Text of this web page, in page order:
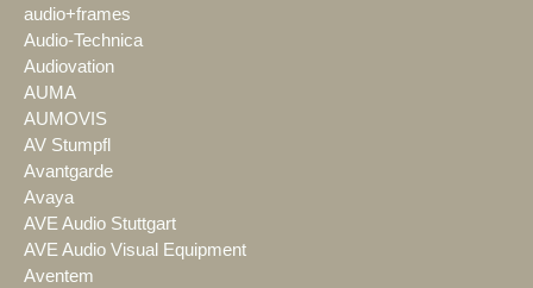
audio+frames
Audio-Technica
Audiovation
AUMA
AUMOVIS
AV Stumpfl
Avantgarde
Avaya
AVE Audio Stuttgart
AVE Audio Visual Equipment
Aventem